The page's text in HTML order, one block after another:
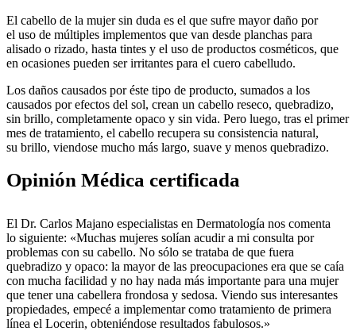
El cabello de la mujer sin duda es el que sufre mayor daño por
el uso de múltiples implementos que van desde planchas para
alisado o rizado, hasta tintes y el uso de productos cosméticos, que
en ocasiones pueden ser irritantes para el cuero cabelludo.
Los daños causados por éste tipo de producto, sumados a los
causados por efectos del sol, crean un cabello reseco, quebradizo,
sin brillo, completamente opaco y sin vida. Pero luego, tras el primer
mes de tratamiento, el cabello recupera su consistencia natural,
su brillo, viendose mucho más largo, suave y menos quebradizo.
Opinión Médica certificada
El Dr. Carlos Majano especialistas en Dermatología nos comenta
lo siguiente: «Muchas mujeres solían acudir a mi consulta por
problemas con su cabello. No sólo se trataba de que fuera
quebradizo y opaco: la mayor de las preocupaciones era que se caía
con mucha facilidad y no hay nada más importante para una mujer
que tener una cabellera frondosa y sedosa. Viendo sus interesantes
propiedades, empecé a implementar como tratamiento de primera
línea el Locerin, obteniéndose resultados fabulosos.»